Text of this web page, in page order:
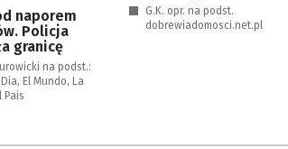
naporem
Policja
granicę
na podst.:
El Mundo, La
Pais
G.K. opr. na podst.
dobrewiadomosci.net.pl